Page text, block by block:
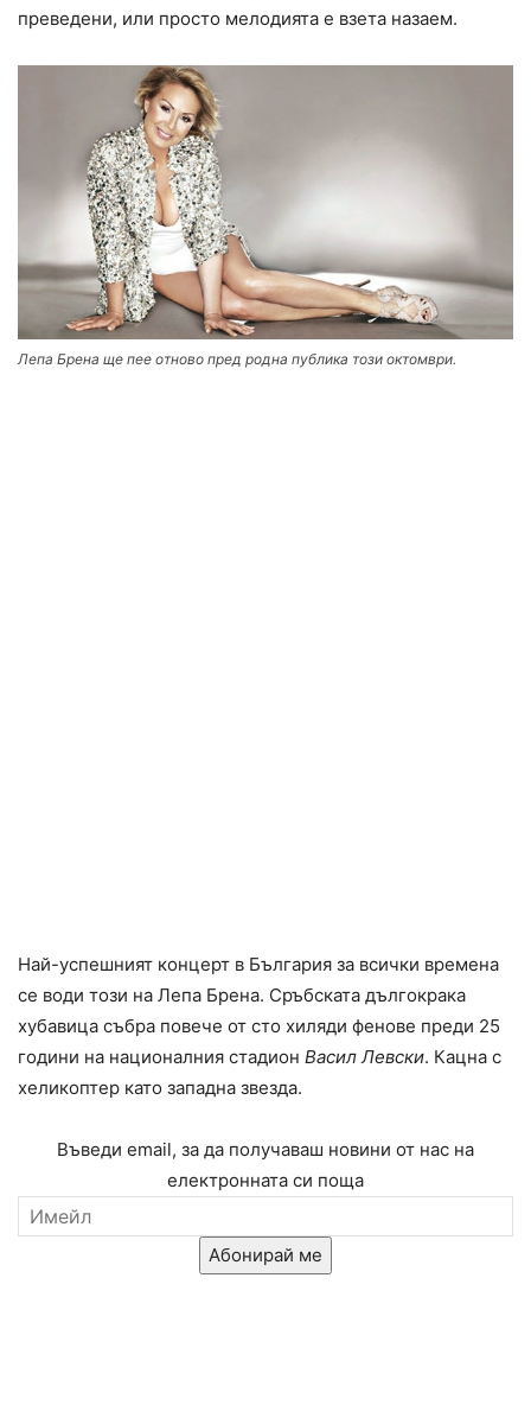
преведени, или просто мелодията е взета назаем.
Лепа Брена ще пее отново пред родна публика този октомври.
Най-успешният концерт в България за всички времена
се води този на Лепа Брена. Сръбската дългокрака
хубавица събра повече от сто хиляди фенове преди 25
години на националния стадион Васил Левски. Кацна с
хеликоптер като западна звезда.
Въведи email, за да получаваш новини от нас на
електронната си поща
Абонирай ме